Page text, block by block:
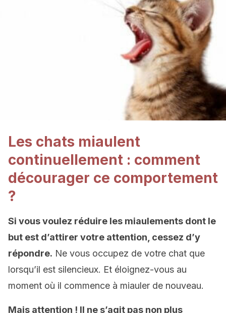
Les chats miaulent
continuellement : comment
décourager ce comportement
?
Si vous voulez réduire les miaulements dont le
but est d’attirer votre attention, cessez d’y
répondre. Ne vous occupez de votre chat que
lorsqu’il est silencieux. Et éloignez-vous au
moment où il commence à miauler de nouveau.
Mais attention ! Il ne s’agit pas non plus